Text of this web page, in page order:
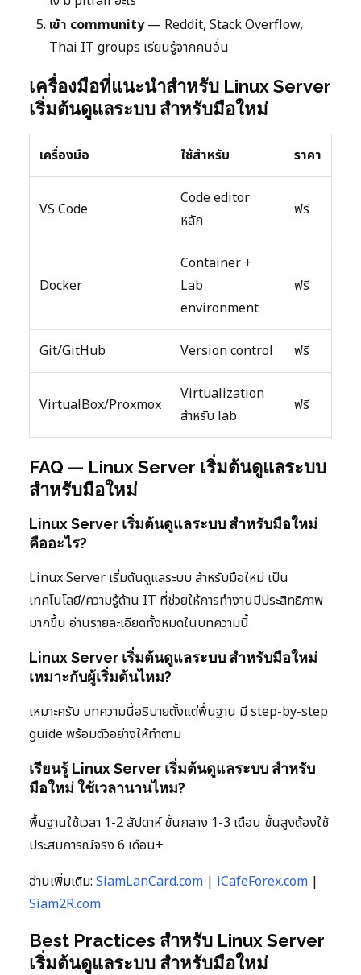
เข้า community— Reddit, Stack Overflow,
Thai IT groups เรียนรู้จากคนอื่น
เครื่องมือที่แนะนำสำหรับ Linux Server
เริ่มต้นดูแลระบบ สำหรับมือใหม่
เครื่องมือ ใช้สำหรับ ราคา
VS Code
Code editor
หลัก
ฟรี
Docker
Container +
Lab
environment
ฟรี
Git/GitHub Version control ฟรี
VirtualBox/Proxmox
Virtualization
สำหรับ lab
ฟรี
FAQ — Linux Server เริ่มต้นดูแลระบบ
สำหรับมือใหม่
Linux Server เริ่มต้นดูแลระบบ สำหรับมือใหม่
คืออะไร?
Linux Server เริ่มต้นดูแลระบบ สำหรับมือใหม่ เป็น
เทคโนโลยี/ความรู้ด้าน IT ที่ช่วยให้การทำงานมีประสิทธิภาพ
มากขึ้น อ่านรายละเอียดทั้งหมดในบทความนี้
Linux Server เริ่มต้นดูแลระบบ สำหรับมือใหม่
เหมาะกับผู้เริ่มต้นไหม?
เหมาะครับ บทความนี้อธิบายตั้งแต่พื้นฐาน มี step-by-step
guide พร้อมตัวอย่างให้ทำตาม
เรียนรู้ Linux Server เริ่มต้นดูแลระบบ สำหรับ
มือใหม่ ใช้เวลานานไหม?
พื้นฐานใช้เวลา 1-2 สัปดาห์ ขั้นกลาง 1-3 เดือน ขั้นสูงต้องใช้
ประสบการณ์จริง 6 เดือน+
อ่านเพิ่มเติม: SiamLanCard.com | iCafeForex.com |
Siam2R.com
Best Practices สำหรับ Linux Server
เริ่มต้นดูแลระบบ สำหรับมือใหม่